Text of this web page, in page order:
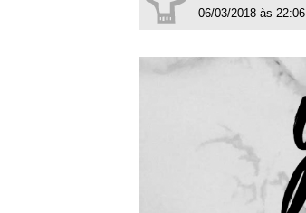
06/03/2018 às 22:06